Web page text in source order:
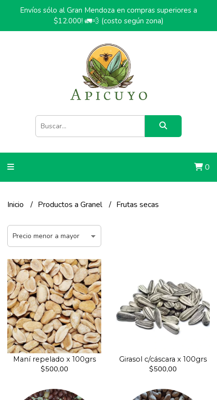
Envíos sólo al Gran Mendoza en compras superiores a
$12.000! 🚛💨 (costo según zona)
0
Inicio Productos a Granel Frutas secas
Maní repelado x 100grs
$500,00
Girasol c/cáscara x 100grs
$500,00